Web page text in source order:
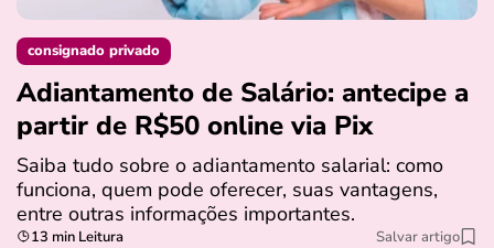
consignado privado
Adiantamento de Salário: antecipe a
partir de R$50 online via Pix
Saiba tudo sobre o adiantamento salarial: como
funciona, quem pode oferecer, suas vantagens,
entre outras informações importantes.
13 min Leitura Salvar artigo